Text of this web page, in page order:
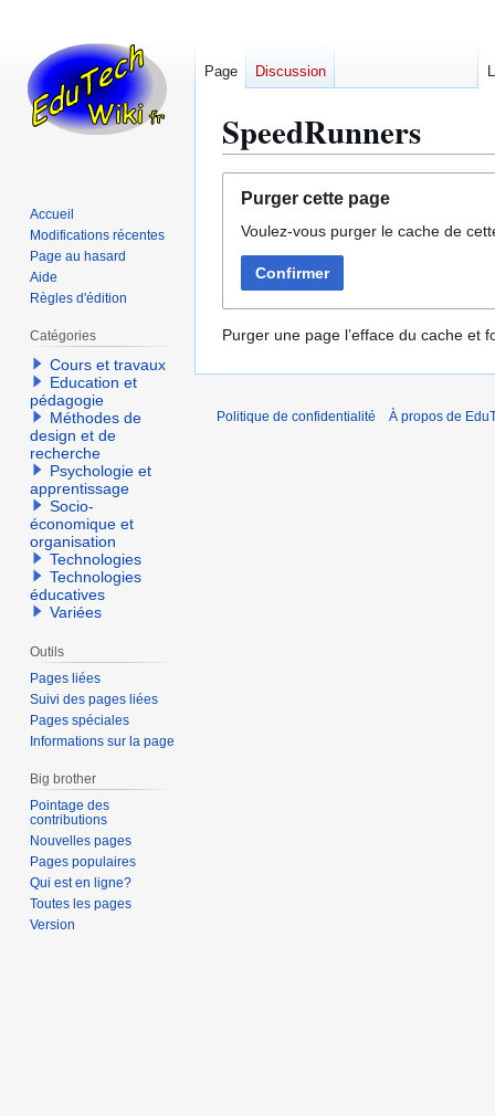
SpeedRunners
navigation
recherche
Purger cette page
Voulez-vous purger le cache de
Confirmer
Purger une page l’efface du cache et
Page Discussion
Accueil
Modifications récentes
Page au hasard
Aide
Règles d'édition
Catégories
Cours et travaux
Education et
pédagogie
Méthodes de
design et de
recherche
Psychologie et
apprentissage
Socio-
économique et
organisation
Technologies
Technologies
éducatives
Variées
Outils
Pages liées
Suivi des pages liées
Pages spéciales
Informations sur la page
Big brother
Pointage des
contributions
Nouvelles pages
Pages populaires
Qui est en ligne?
Toutes les pages
Version
Politique de confidentialité À propos de